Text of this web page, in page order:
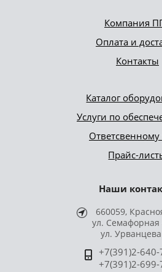
Компания
Оплата и
Контакты
Каталог
Услуги по
Ответсвенному
Прайс-
Наши
660059,
ул. Семафорная
ул.
+7(391)2-640-
+7(391)2-699-